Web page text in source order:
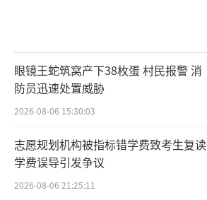
眼镜王蛇筑窝产下38枚蛋 村民报警 消
防员迅速处置威胁
2026-08-06 15:30:03
志愿规划机构被指标错学费致考生复读
学费误导引发争议
2026-08-06 21:25:11